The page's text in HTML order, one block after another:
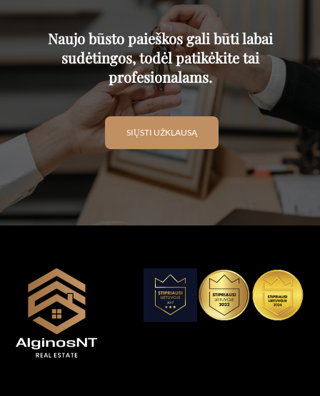
Naujo būsto paieškos gali būti labai
sudėtingos, todėl patikėkite tai
profesionalams.
SIŲSTI UŽKLAUSĄ